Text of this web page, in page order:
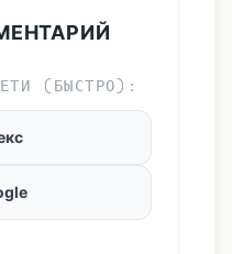
(БЫСТРО):